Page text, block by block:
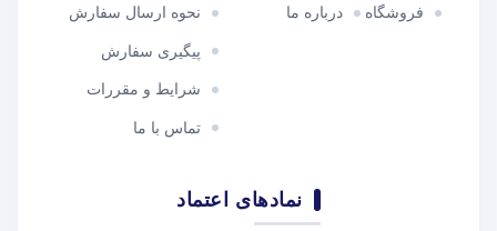
فروشگاه درباره ما نحوه ارسال سفارش
پیگیری سفارش
شرایط و مقررات
تماس با ما
نمادهای اعتماد